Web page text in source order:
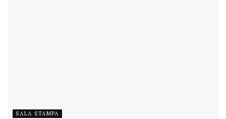
SALA STAMPA